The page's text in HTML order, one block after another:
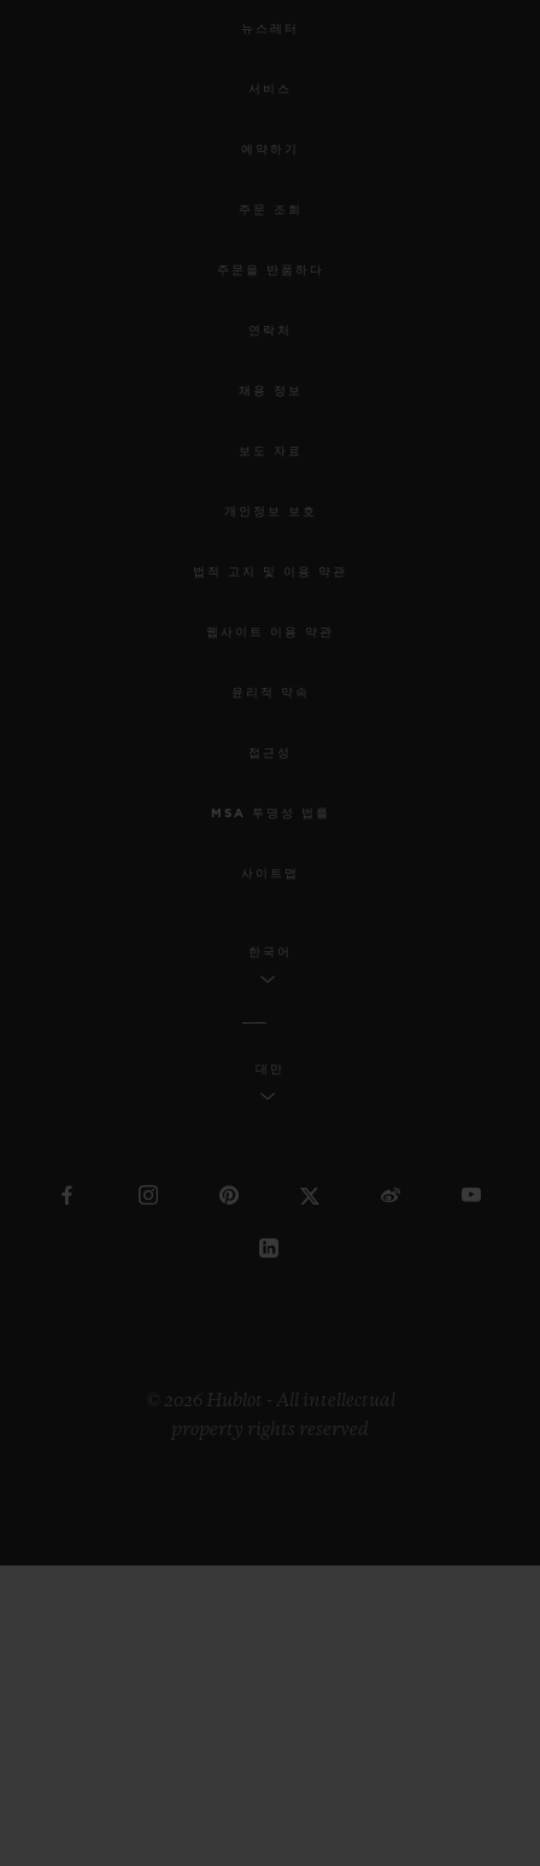
뉴스레터
서비스
예약하기
주문 조회
주문을 반품하다
연락처
채용 정보
보도 자료
개인정보 보호
법적 고지 및 이용 약관
웹사이트 이용 약관
윤리적 약속
접근성
MSA 투명성 법률
사이트맵
한국어
대만
© 2026 Hublot - All intellectual
property rights reserved